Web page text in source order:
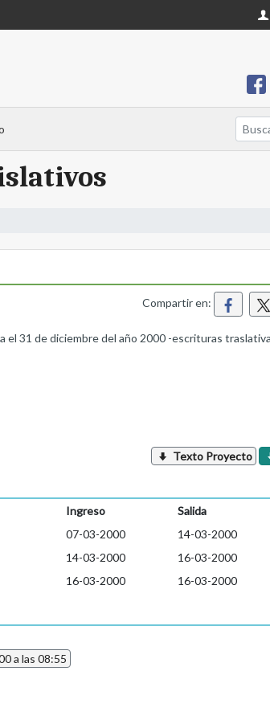
Compartir en:
el 31 de diciembre del año 2000 -escrituras
Texto Proyecto
Ingreso Salida
07-03-2000 14-03-2000
14-03-2000 16-03-2000
16-03-2000 16-03-2000
a las 08:55